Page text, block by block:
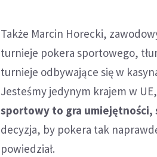
Także Marcin Horecki,
turnieje pokera sportowego,
turnieje odbywające się w
Jesteśmy jedynym krajem w
sportowy to gra
decyzja, by pokera tak
powiedział.